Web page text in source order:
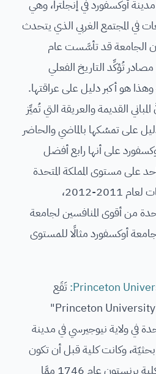
أوكسفورد في إنجلترا، وهي
في المجتمع الغربي الذي يتحدث
أن الجامعة قد تأسَّست عام
مصادر تُؤكِّد التاريخ الفعلي
هو أكبر دليل على عراقتها.
القديمة والعريقة التي تُميِّز
على تمسُكها بالماضي والحاضر
على أنها رابع أفضل
على مستوى المملكة المتحدة
وفقًا لمؤشر تايم للجامعات لعام 2011-2012،
من أقوى المنافسين لجامعة
أوكسفورد مثالًا للمستوى
تَقَع
"جامعة برنستون" أو "Princeton University"
في ولاية نيوجيرسي في مدينة
وكانت كلية قبل أن تكون
جامعة حيث تأسَّست كلية برنستون عام 1746 ممَّا